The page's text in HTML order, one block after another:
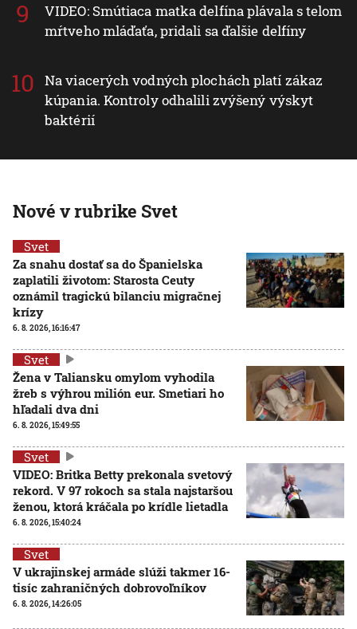
VIDEO: Smútiaca matka delfína plávala s telom
mŕtveho mláďaťa, pridali sa ďalšie delfíny
Na viacerých vodných plochách platí zákaz
kúpania. Kontroly odhalili zvýšený výskyt
baktérií
Nové v rubrike Svet
Svet
Za snahu dostať sa do Španielska
zaplatili životom: Starosta Ceuty
oznámil tragickú bilanciu migračnej
krízy
6. 8. 2026, 16:16:47
Svet
Žena v Taliansku omylom vyhodila
žreb s výhrou milión eur. Smetiari ho
hľadali dva dni
6. 8. 2026, 15:49:55
Svet
VIDEO: Britka Betty prekonala svetový
rekord. V 97 rokoch sa stala najstaršou
ženou, ktorá kráčala po krídle lietadla
6. 8. 2026, 15:40:24
Svet
V ukrajinskej armáde slúži takmer 16-
tisíc zahraničných dobrovoľníkov
6. 8. 2026, 14:26:05